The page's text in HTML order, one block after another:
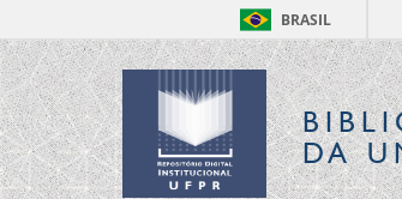
BRASIL
DA